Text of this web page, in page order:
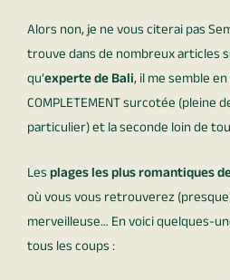
Alors non, je ne vous citerai pas
trouve dans de nombreux articles
qu’experte de Bali, il me semble
COMPLETEMENT surcotée (pleine
particulier) et la seconde loin de
Lesplages les plus romantiques
où vous vous retrouverez
merveilleuse… En voici quelques-
tous les coups :